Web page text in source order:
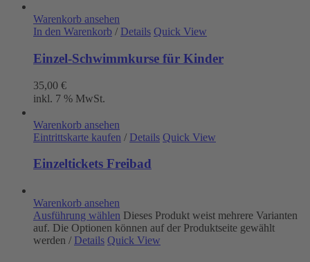
Warenkorb ansehen
In den Warenkorb / Details Quick View
Einzel-Schwimmkurse für Kinder
35,00 €
inkl. 7 % MwSt.
Warenkorb ansehen
Eintrittskarte kaufen / Details Quick View
Einzeltickets Freibad
Warenkorb ansehen
Ausführung wählen Dieses Produkt weist mehrere Varianten
auf. Die Optionen können auf der Produktseite gewählt
werden / Details Quick View